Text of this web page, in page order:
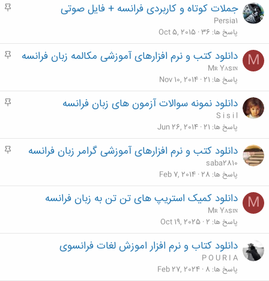
م
جملات کوتاه و کاربردی فرانسه + فایل صوتی
Persia1
پاسخ ها 36
Oct 5, 2015
M
م
دانلود کتب و نرم افزارهای آموزشی مکالمه زبان فرانسه
Mʀ Yᴀsɪɴ
پاسخ ها 21
Nov 10, 2014
م
دانلود نمونه سوالات آزمون های زبان فرانسه
S i s i l
پاسخ ها 21
Jun 26, 2014
م
دانلود کتب و نرم افزارهای آموزشی گرامر زبان فرانسه
saba2810
پاسخ ها 28
Feb 7, 2014
M دانلود کمیک استریپ های تن تن به زبان فرانسه
Mʀ Yᴀsɪɴ
پاسخ ها 2
Oct 19, 2025
دانلود کتاب و نرم افزار اموزش لغات فرانسوی
P O U R I A
پاسخ ها 8
Feb 27, 2024